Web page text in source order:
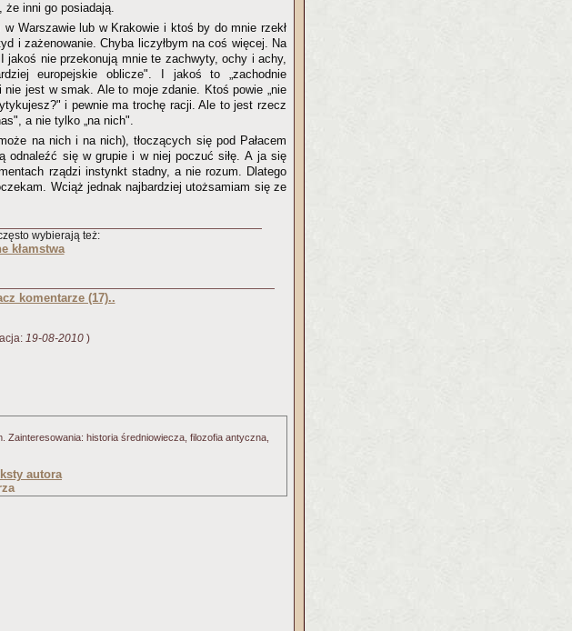
że inni go posiadają.
Warszawie lub w Krakowie i ktoś by do mnie rzekł
i zażenowanie. Chyba liczyłbym na coś więcej. Na
nie przekonują mnie te zachwyty, ochy i achy,
europejskie oblicze". I jakoś to „zachodnie
jest w smak. Ale to moje zdanie. Ktoś powie „nie
i pewnie ma trochę racji. Ale to jest rzecz
a nie tylko „na nich".
na nich i na nich), tłoczących się pod Pałacem
odnaleźć się w grupie i w niej poczuć siłę. A ja się
rządzi instynkt stadny, a nie rozum. Dlatego
Wciąż jednak najbardziej utożsamiam się ze
wybierają też:
kłamstwa
komentarze (17)..
19-08-2010 )
historia średniowiecza, filozofia antyczna,
autora